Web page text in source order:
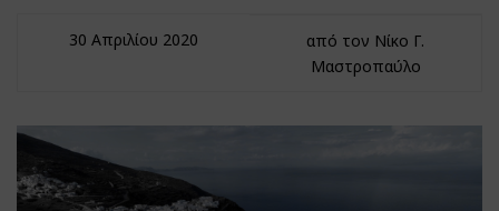
30 Απριλίου 2020
από τον Νίκο Γ.
Μαστροπαύλο